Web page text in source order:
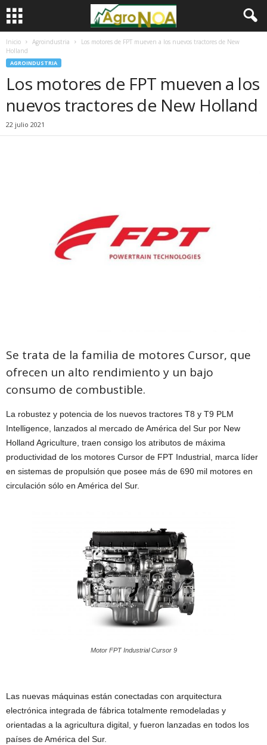
Inicio Agroindustria
Los motores de FPT mueven a los nuevos tractores de New
Holland
AGROINDUSTRIA
Los motores de FPT mueven a los
nuevos tractores de New Holland
22 julio 2021
Se trata de la familia de motores Cursor, que
ofrecen un alto rendimiento y un bajo
consumo de combustible.
La robustez y potencia de los nuevos tractores T8 y T9 PLM
Intelligence, lanzados al mercado de América del Sur por New
Holland Agriculture, traen consigo los atributos de máxima
productividad de los motores Cursor de FPT Industrial, marca líder
en sistemas de propulsión que posee más de 690 mil motores en
circulación sólo en América del Sur.
Motor FPT Industrial Cursor 9
Las nuevas máquinas están conectadas con arquitectura
electrónica integrada de fábrica totalmente remodeladas y
orientadas a la agricultura digital, y fueron lanzadas en todos los
países de América del Sur.